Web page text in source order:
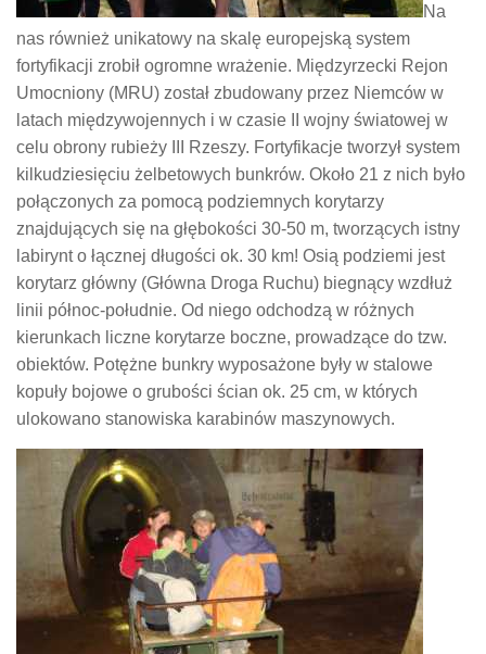
Na
nas również unikatowy na skalę europejską system
fortyfikacji zrobił ogromne wrażenie. Międzyrzecki Rejon
Umocniony (MRU) został zbudowany przez Niemców w
latach międzywojennych i w czasie II wojny światowej w
celu obrony rubieży III Rzeszy. Fortyfikacje tworzył system
kilkudziesięciu żelbetowych bunkrów. Około 21 z nich było
połączonych za pomocą podziemnych korytarzy
znajdujących się na głębokości 30-50 m, tworzących istny
labirynt o łącznej długości ok. 30 km! Osią podziemi jest
korytarz główny (Główna Droga Ruchu) biegnący wzdłuż
linii północ-południe. Od niego odchodzą w różnych
kierunkach liczne korytarze boczne, prowadzące do tzw.
obiektów. Potężne bunkry wyposażone były w stalowe
kopuły bojowe o grubości ścian ok. 25 cm, w których
ulokowano stanowiska karabinów maszynowych.